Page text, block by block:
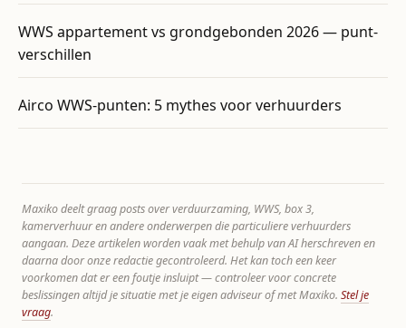
WWS appartement vs grondgebonden 2026 — punt-
verschillen
Airco WWS-punten: 5 mythes voor verhuurders
Maxiko deelt graag posts over verduurzaming, WWS, box 3,
kamerverhuur en andere onderwerpen die particuliere verhuurders
aangaan. Deze artikelen worden vaak met behulp van AI herschreven en
daarna door onze redactie gecontroleerd. Het kan toch een keer
voorkomen dat er een foutje insluipt — controleer voor concrete
beslissingen altijd je situatie met je eigen adviseur of met Maxiko. Stel je
vraag.